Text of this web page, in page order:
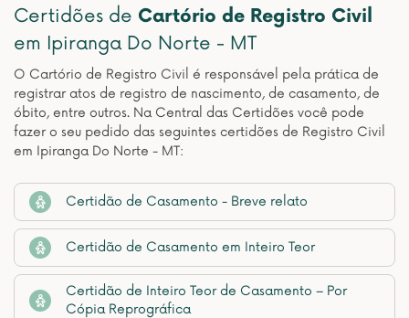
Certidões de Cartório de Registro Civil
em Ipiranga Do Norte - MT
O Cartório de Registro Civil é responsável pela prática de
registrar atos de registro de nascimento, de casamento, de
óbito, entre outros. Na Central das Certidões você pode
fazer o seu pedido das seguintes certidões de Registro Civil
em Ipiranga Do Norte - MT:
Certidão de Casamento - Breve relato
Certidão de Casamento em Inteiro Teor
Certidão de Inteiro Teor de Casamento – Por
Cópia Reprográfica